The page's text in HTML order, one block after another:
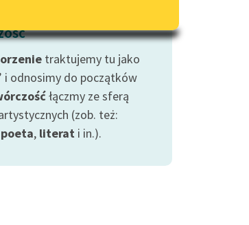
wrażliwych
Deklaracja dostępności
traktujemy tu jako
i odnosimy do początków
łączmy ze sferą
(zob. też:
poeta, literat i in.).